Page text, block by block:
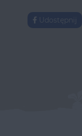
Udostępnij